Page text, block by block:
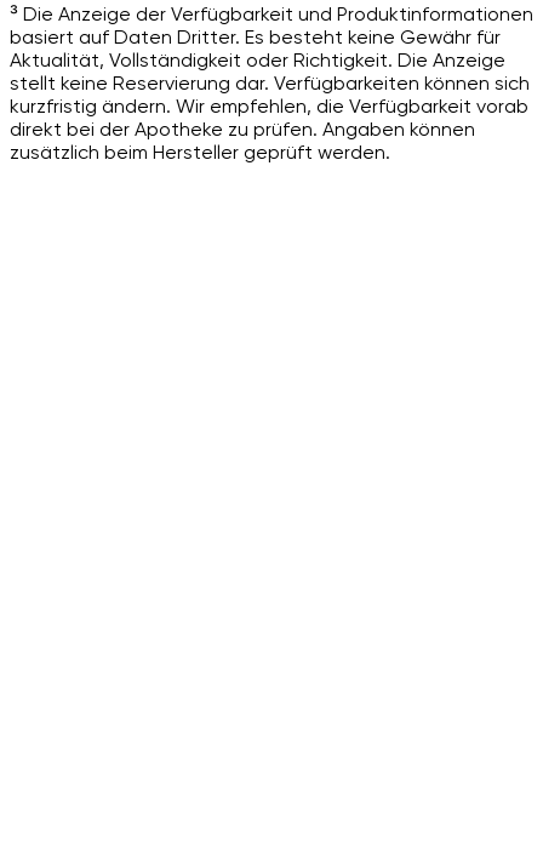
³ Die Anzeige der Verfügbarkeit und Produktinformationen
basiert auf Daten Dritter. Es besteht keine Gewähr für
Aktualität, Vollständigkeit oder Richtigkeit. Die Anzeige
stellt keine Reservierung dar. Verfügbarkeiten können sich
kurzfristig ändern. Wir empfehlen, die Verfügbarkeit vorab
direkt bei der Apotheke zu prüfen. Angaben können
zusätzlich beim Hersteller geprüft werden.